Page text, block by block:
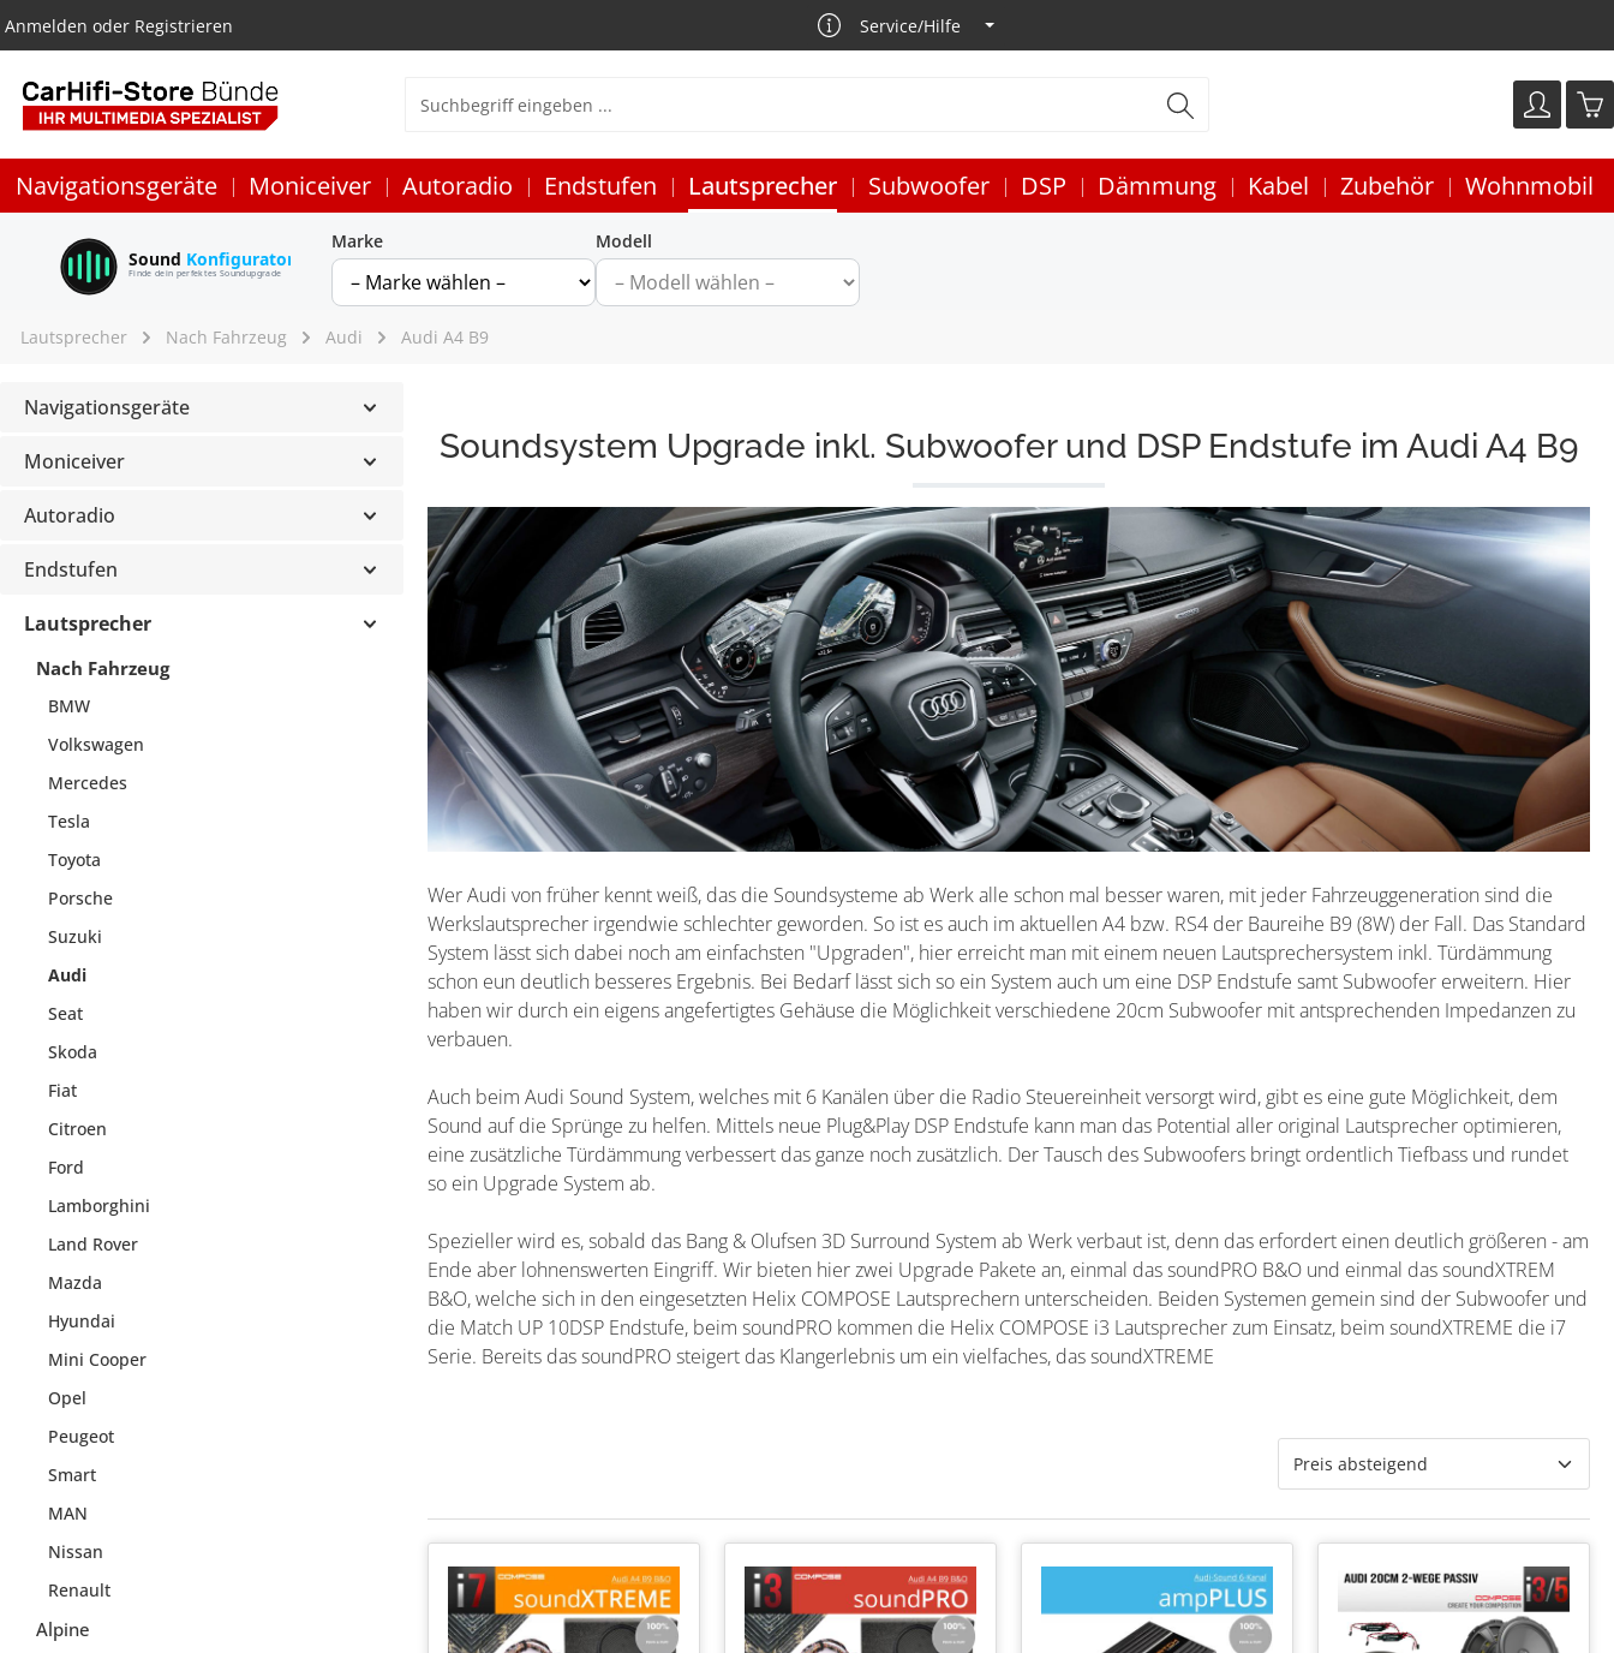
Anmelden oder Registrieren Service/Hilfe
Navigationsgeräte Moniceiver Autoradio Endstufen Lautsprecher Subwoofer DSP Dämmung Kabel Zubehör Wohnmobil
Sound Konfigurator
Finde dein perfektes Soundupgrade
Marke Modell
Lautsprecher Nach Fahrzeug Audi Audi A4 B9
Navigationsgeräte
Moniceiver
Autoradio
Endstufen
Lautsprecher
Nach Fahrzeug
BMW
Volkswagen
Mercedes
Tesla
Toyota
Porsche
Suzuki
Audi
Seat
Skoda
Fiat
Citroen
Ford
Lamborghini
Land Rover
Mazda
Hyundai
Mini Cooper
Opel
Peugeot
Smart
MAN
Nissan
Renault
Alpine
Soundsystem Upgrade inkl. Subwoofer und DSP Endstufe im Audi A4 B9
Wer Audi von früher kennt weiß, das die Soundsysteme ab Werk alle schon mal besser waren, mit jeder Fahrzeuggeneration sind die
Werkslautsprecher irgendwie schlechter geworden. So ist es auch im aktuellen A4 bzw. RS4 der Baureihe B9 (8W) der Fall. Das Standard
System lässt sich dabei noch am einfachsten "Upgraden", hier erreicht man mit einem neuen Lautsprechersystem inkl. Türdämmung
schon eun deutlich besseres Ergebnis. Bei Bedarf lässt sich so ein System auch um eine DSP Endstufe samt Subwoofer erweitern. Hier
haben wir durch ein eigens angefertigtes Gehäuse die Möglichkeit verschiedene 20cm Subwoofer mit antsprechenden Impedanzen zu
verbauen.
Auch beim Audi Sound System, welches mit 6 Kanälen über die Radio Steuereinheit versorgt wird, gibt es eine gute Möglichkeit, dem
Sound auf die Sprünge zu helfen. Mittels neue Plug&Play DSP Endstufe kann man das Potential aller original Lautsprecher optimieren,
eine zusätzliche Türdämmung verbessert das ganze noch zusätzlich. Der Tausch des Subwoofers bringt ordentlich Tiefbass und rundet
so ein Upgrade System ab.
Spezieller wird es, sobald das Bang & Olufsen 3D Surround System ab Werk verbaut ist, denn das erfordert einen deutlich größeren - am
Ende aber lohnenswerten Eingriff. Wir bieten hier zwei Upgrade Pakete an, einmal das soundPRO B&O und einmal das soundXTREM
B&O, welche sich in den eingesetzten Helix COMPOSE Lautsprechern unterscheiden. Beiden Systemen gemein sind der Subwoofer und
die Match UP 10DSP Endstufe, beim soundPRO kommen die Helix COMPOSE i3 Lautsprecher zum Einsatz, beim soundXTREME die i7
Serie. Bereits das soundPRO steigert das Klangerlebnis um ein vielfaches, das soundXTREME